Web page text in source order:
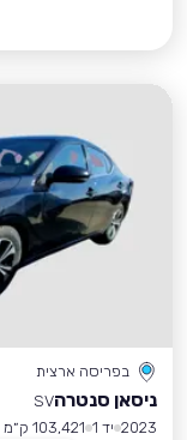
בפריסה ארצית
ניסאן סנטרהSV
2023 יד 1
103,421 ק״מ